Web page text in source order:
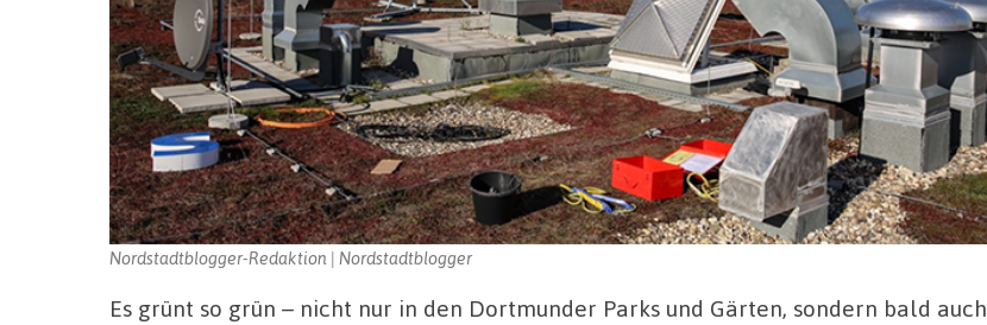
Nordstadtblogger-Redaktion | Nordstadtblogger
Es grünt so grün – nicht nur in den Dortmunder Parks und Gärten, sondern bald auch